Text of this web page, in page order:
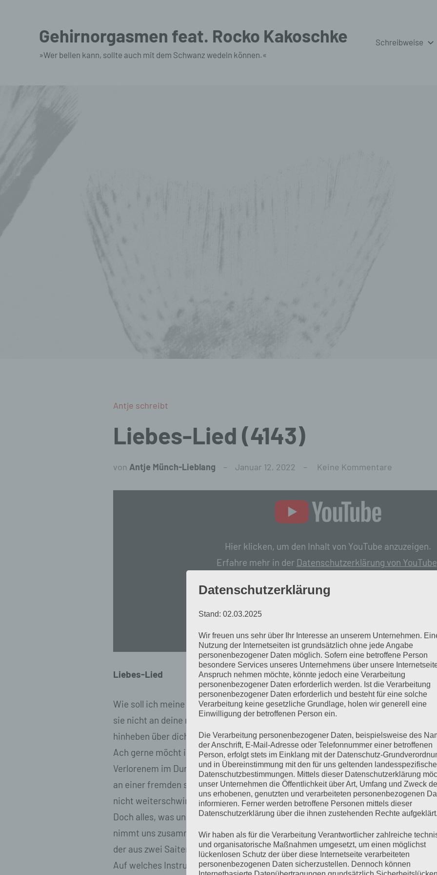
Gehirnorgasmen feat. Rocko Kakoschke
»Wer bellen kann, sollte auch mit dem Schwanz wedeln können.«
Schreibweise
Antje schreibt
Liebes-Lied (4143)
von Antje Münch-Lieblang Januar 12, 2022 Keine Kommentare
Hier klicken, um den Inhalt von YouTube anzuzeigen.
Erfahre mehr in der Datenschutzerklärung von YouTube
Inhalt von YouTube immer anzeigen
„Rilke Projekt – Liebes-Lied
Liebes-Lied
Wie soll ich meine Seele halten, daß
sie nicht an deine rührt? Wie soll ich sie
hinheben über dich zu andern Dingen?
Ach gerne möcht ich sie bei irgendwas
Verlorenem im Dunkel unterbringen
an einer fremden stillen Stelle, die
nicht weiterschwingt, wenn deine Tiefen schwingen.
Doch alles, was uns anrührt, dich und mich,
nimmt uns zusammen wie ein Bogenstrich,
der aus zwei Saiten eine Stimme zieht.
Auf welches Instrument sind wir gespannt?
Datenschutzerklärung
Stand: 02.03.2025
Wir freuen uns sehr über Ihr Interesse an unserem Unternehmen.
Nutzung der Internetseiten ist grundsätzlich ohne jede Angabe
personenbezogener Daten möglich. Sofern eine betroffene Person
besondere Services unseres Unternehmens über unsere
Anspruch nehmen möchte, könnte jedoch eine Verarbeitung
personenbezogener Daten erforderlich werden. Ist die Verarbeitung
personenbezogener Daten erforderlich und besteht für eine solche
Verarbeitung keine gesetzliche Grundlage, holen wir generell eine
Einwilligung der betroffenen Person ein.
Die Verarbeitung personenbezogener Daten, beispielsweise des
der Anschrift, E-Mail-Adresse oder Telefonnummer einer betroffenen
Person, erfolgt stets im Einklang mit der Datenschutz-
und in Übereinstimmung mit den für uns geltenden
Datenschutzbestimmungen. Mittels dieser Datenschutzerklärung
unser Unternehmen die Öffentlichkeit über Art, Umfang und Zweck
uns erhobenen, genutzten und verarbeiteten personenbezogenen
informieren. Ferner werden betroffene Personen mittels dieser
Datenschutzerklärung über die ihnen zustehenden Rechte aufgeklärt.
Wir haben als für die Verarbeitung Verantwortlicher zahlreiche
und organisatorische Maßnahmen umgesetzt, um einen möglichst
lückenlosen Schutz der über diese Internetseite verarbeiteten
personenbezogenen Daten sicherzustellen. Dennoch können